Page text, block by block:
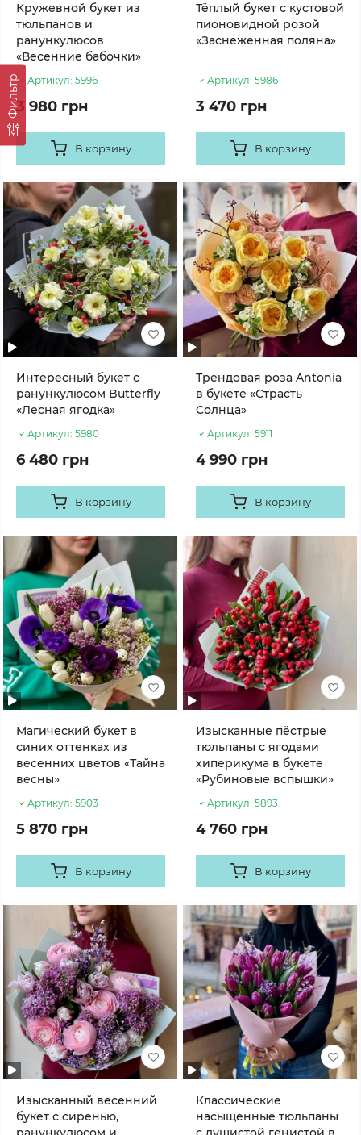
Фильтр
Кружевной букет из
тюльпанов и
ранункулюсов
«Весенние бабочки»
Артикул: 5996
3 980 грн
В корзину
Тёплый букет с кустовой
пионовидной розой
«Заснеженная поляна»
Артикул: 5986
3 470 грн
В корзину
Интересный букет с
ранункулюсом Butterfly
«Лесная ягодка»
Артикул: 5980
6 480 грн
В корзину
Трендовая роза Antonia
в букете «Страсть
Cолнца»
Артикул: 5911
4 990 грн
В корзину
Магический букет в
синих оттенках из
весенних цветов «Тайна
весны»
Артикул: 5903
5 870 грн
В корзину
Изысканные пёстрые
тюльпаны с ягодами
хиперикума в букете
«Рубиновые вспышки»
Артикул: 5893
4 760 грн
В корзину
Изысканный весенний
букет с сиренью,
Классические
насыщенные тюльпаны